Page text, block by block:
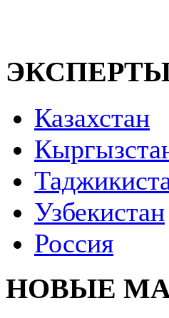
Казахстан
Узбекистан
Россия
НОВЫЕ